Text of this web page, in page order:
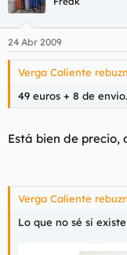
24 Abr 2009
Verga Caliente
49 euros + 8 de envio.
Está bien de precio,
Verga Caliente
Lo que no sé si